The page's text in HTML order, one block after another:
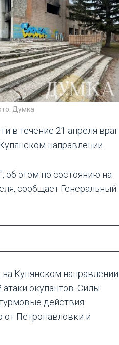
Думка
в течение 21 апреля враг
направлении.
об этом по состоянию на
сообщает Генеральный
Купянском направлении
окупантов. Силы
действия
от Петропавловки и